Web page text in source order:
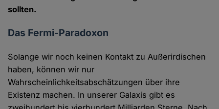
sollten.
Das Fermi-Paradoxon
Solange wir noch keinen Kontakt zu Außerirdischen
haben, können wir nur
Wahrscheinlichkeitsabschätzungen über ihre
Existenz machen. In unserer Galaxis gibt es